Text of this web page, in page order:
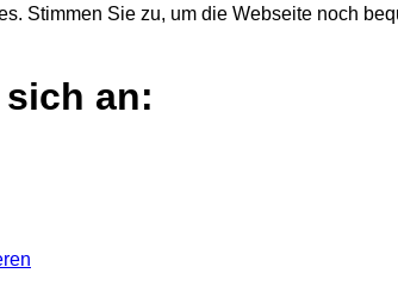
Stimmen Sie zu, um die Webseite noch
an: